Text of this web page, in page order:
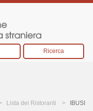
Ricerca
Lista dei Ristoranti IBUSI